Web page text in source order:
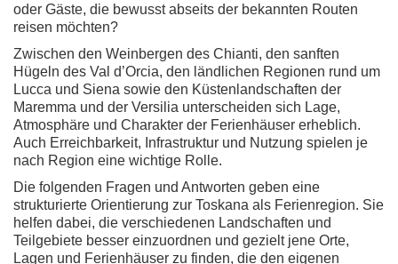
oder Gäste, die bewusst abseits der bekannten Routen
reisen möchten?
Zwischen den Weinbergen des Chianti, den sanften
Hügeln des Val d’Orcia, den ländlichen Regionen rund um
Lucca und Siena sowie den Küstenlandschaften der
Maremma und der Versilia unterscheiden sich Lage,
Atmosphäre und Charakter der Ferienhäuser erheblich.
Auch Erreichbarkeit, Infrastruktur und Nutzung spielen je
nach Region eine wichtige Rolle.
Die folgenden Fragen und Antworten geben eine
strukturierte Orientierung zur Toskana als Ferienregion. Sie
helfen dabei, die verschiedenen Landschaften und
Teilgebiete besser einzuordnen und gezielt jene Orte,
Lagen und Ferienhäuser zu finden, die den eigenen